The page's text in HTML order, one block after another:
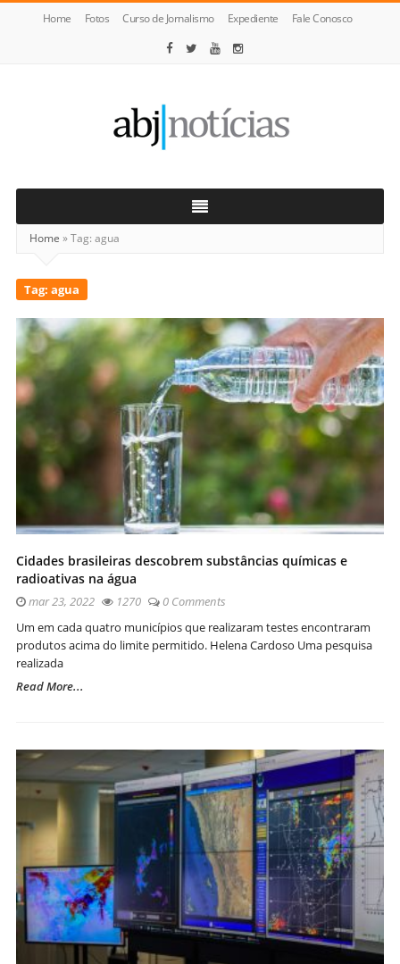
Home Fotos Curso de Jornalismo Expediente Fale Conosco
Notícias
Home »Tag: agua
Tag: agua
Cidades brasileiras descobrem substâncias químicas e
radioativas na água
mar 23, 2022 1270
0 Comments
Um em cada quatro municípios que realizaram testes encontraram
produtos acima do limite permitido. Helena Cardoso Uma pesquisa
realizada
Read More...